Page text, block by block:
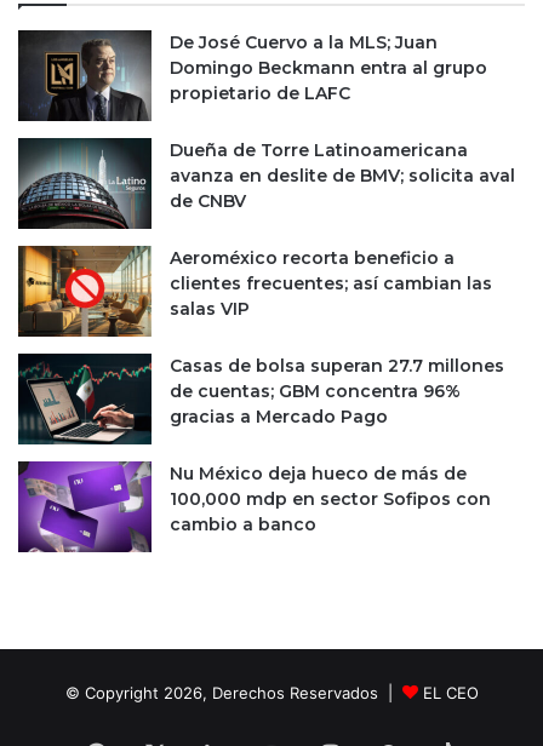
De José Cuervo a la MLS; Juan
Domingo Beckmann entra al grupo
propietario de LAFC
Dueña de Torre Latinoamericana
avanza en deslite de BMV; solicita aval
de CNBV
Aeroméxico recorta beneficio a
clientes frecuentes; así cambian las
salas VIP
Casas de bolsa superan 27.7 millones
de cuentas; GBM concentra 96%
gracias a Mercado Pago
Nu México deja hueco de más de
100,000 mdp en sector Sofipos con
cambio a banco
© Copyright 2026, Derechos Reservados | EL CEO